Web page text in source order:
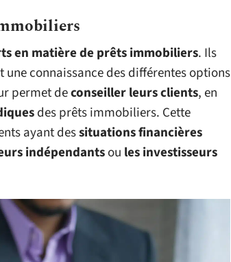
en matière de prêts immobiliers. Ils
une connaissance des différentes options
permet deconseiller leurs clients, en
des prêts immobiliers. Cette
ayant dessituations financières
indépendantsou les investisseurs